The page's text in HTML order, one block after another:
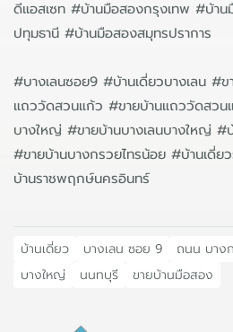
ดีแอสเซท #บ้านมือสองกรุงเทพ #บ้า
ปทุมธานี #บ้านมือสองสมุทรปราการ
#บางเลนซอย9 #บ้านเดี่ยวบางเลน #ข
แถววัดสวนแก้ว #ขายบ้านแถววัดสวน
บางใหญ่ #ขายบ้านบางเลนบางใหญ่ #
#ขายบ้านบางกรวยไทรน้อย #บ้านเดี่
บ้านราชพฤกษ์นครอินทร์
บ้านเดี่ยว บางเลน ซอย 9 ถนน บาง
บางใหญ่
นนทบุรี ขายบ้านมือสอง